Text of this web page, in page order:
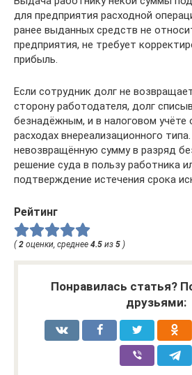
для предприятия расходной
ранее выданных средств не
предприятия, не требует
прибыль.
Если сотрудник долг не
сторону работодателя, долг
безнадёжным, и в налоговом учёте
расходах внереализационного
невозвращённую сумму в разряд
решение суда в пользу работника
подтверждение истечения срока
Рейтинг
( 2 оценки, среднее 4.5 из 5 )
Понравилась статья?
друзьями: